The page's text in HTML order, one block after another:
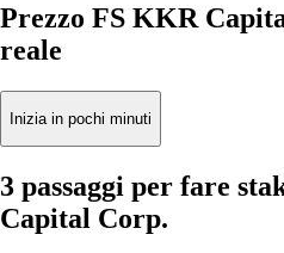
Prezzo FS KKR
reale
Inizia in pochi minuti
3 passaggi per fare
Capital Corp.